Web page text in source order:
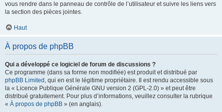
vous rendre dans le panneau de contrôle de l’utilisateur et suivre les liens vers
la section des pièces jointes.
Haut
À propos de phpBB
Qui a développé ce logiciel de forum de discussions ?
Ce programme (dans sa forme non modifiée) est produit et distribué par
phpBB Limited , qui en est le légitime propriétaire. Il est rendu accessible sous
la « Licence Publique Générale GNU version 2 (GPL-2.0) » et peut être
distribué gratuitement. Pour plus d’informations, veuillez consulter la rubrique
« À propos de phpBB » (en anglais).